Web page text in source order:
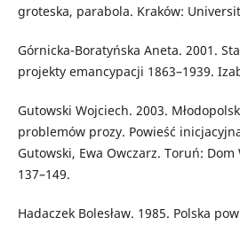
groteska, parabola. Kraków:
Górnicka-Boratyńska Aneta. 2001.
projekty emancypacji 1863–1939.
Gutowski Wojciech. 2003.
problemów prozy. Powieść
Gutowski, Ewa Owczarz. Toruń: Dom
137–149.
Hadaczek Bolesław. 1985. Polska